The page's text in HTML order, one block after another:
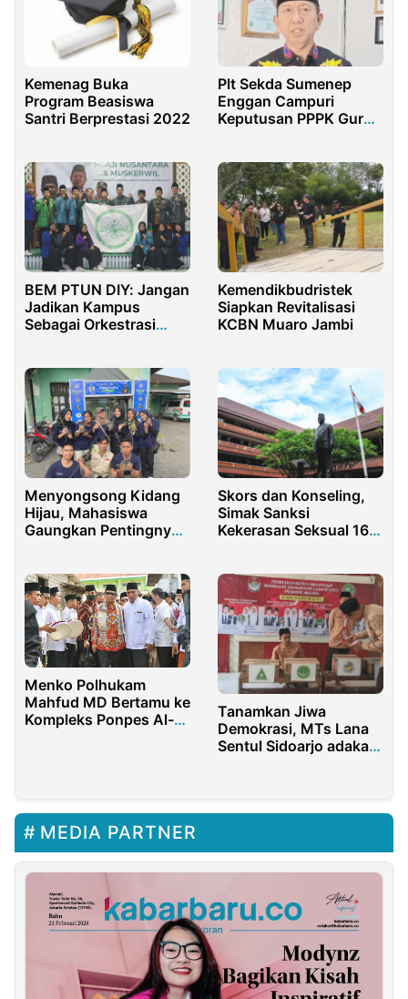
Kemenag Buka
Program Beasiswa
Santri Berprestasi 2022
Plt Sekda Sumenep
Enggan Campuri
Keputusan PPPK Guru
BEM PTUN DIY: Jangan
Jadikan Kampus
Sebagai Orkestrasi
Kemendikbudristek
Siapkan Revitalisasi
KCBN Muaro Jambi
Menyongsong Kidang
Hijau, Mahasiswa
Gaungkan Pentingnya
Skors dan Konseling,
Simak Sanksi
Kekerasan Seksual 16
Indonesia
Menko Polhukam
Mahfud MD Bertamu ke
Kompleks Ponpes Al-
Tanamkan Jiwa
Demokrasi, MTs Lana
Sentul Sidoarjo adakan
MEDIA PARTNER